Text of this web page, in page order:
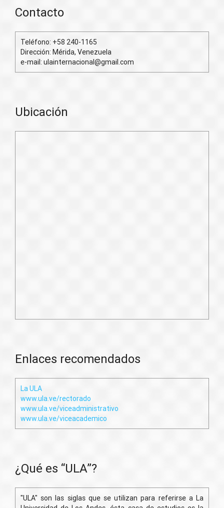
Contacto
Teléfono: +58 240-1165
Dirección: Mérida, Venezuela
e-mail: ulainternacional@gmail.com
Ubicación
Enlaces recomendados
La ULA
www.ula.ve/rectorado
www.ula.ve/viceadministrativo
www.ula.ve/viceacademico
¿Qué es “ULA”?
"ULA" son las siglas que se utilizan para referirse a La